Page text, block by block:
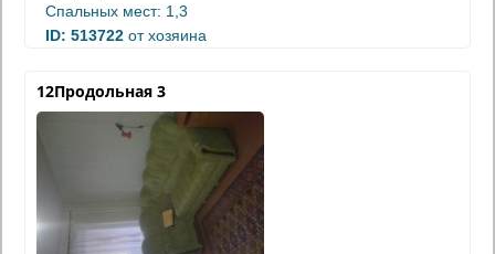
Спальных мест: 1,3
ID: 513722 от хозяина
12Продольная 3